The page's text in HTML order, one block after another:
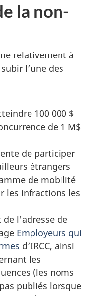
la non-
relativement à
l’une des
100 000 $
de 1 M$
de participer
étrangers
de mobilité
les infractions les
l'adresse de
Employeurs qui
d’IRCC, ainsi
les
(les noms
publiés lorsque